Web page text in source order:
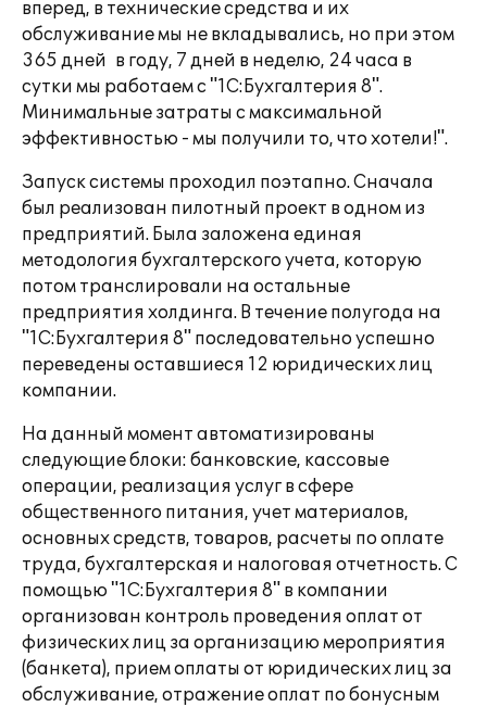
вперед, в технические средства и их
обслуживание мы не вкладывались, но при этом
365 дней в году, 7 дней в неделю, 24 часа в
сутки мы работаем с "1С:Бухгалтерия 8".
Минимальные затраты с максимальной
эффективностью - мы получили то, что хотели!".
Запуск системы проходил поэтапно. Сначала
был реализован пилотный проект в одном из
предприятий. Была заложена единая
методология бухгалтерского учета, которую
потом транслировали на остальные
предприятия холдинга. В течение полугода на
"1С:Бухгалтерия 8" последовательно успешно
переведены оставшиеся 12 юридических лиц
компании.
На данный момент автоматизированы
следующие блоки: банковские, кассовые
операции, реализация услуг в сфере
общественного питания, учет материалов,
основных средств, товаров, расчеты по оплате
труда, бухгалтерская и налоговая отчетность. С
помощью "1С:Бухгалтерия 8" в компании
организован контроль проведения оплат от
физических лиц за организацию мероприятия
(банкета), прием оплаты от юридических лиц за
обслуживание, отражение оплат по бонусным